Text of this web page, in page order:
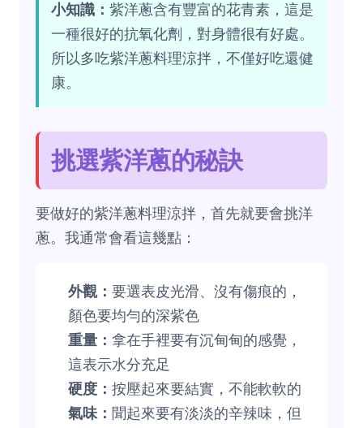
小知識： 紫洋蔥含有豐富的花青素，這是
一種很好的抗氧化劑，對身體很有好處。
所以多吃紫洋蔥料理涼拌，不僅好吃還健
康。
挑選紫洋蔥的秘訣
要做好的紫洋蔥料理涼拌，首先就要會挑洋
蔥。我通常會看這幾點：
外觀： 要選表皮光滑、沒有傷痕的，
顏色要均勻的深紫色
重量： 拿在手裡要有沉甸甸的感覺，
這表示水分充足
硬度： 按壓起來要結實，不能軟軟的
氣味： 聞起來要有淡淡的辛辣味，但